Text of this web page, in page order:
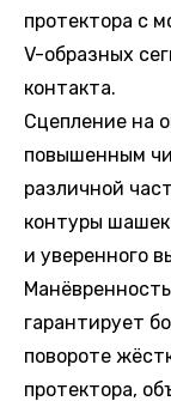
протектора с
V-образных
контакта.
Сцепление на
повышенным
различной
контуры
и уверенного
гарантирует
повороте
протектора,